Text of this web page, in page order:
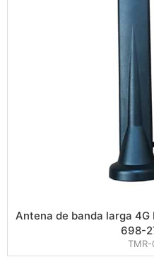
Antena de banda larga
698-